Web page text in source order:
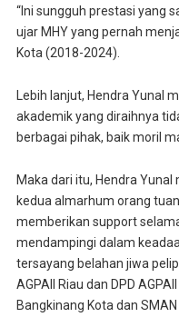
“Ini sungguh prestasi yang
ujar MHY yang pernah
Kota (2018-2024).
Lebih lanjut, Hendra Yunal
akademik yang diraihnya
berbagai pihak, baik moril
Maka dari itu, Hendra
kedua almarhum orang
memberikan support
mendampingi dalam
tersayang belahan jiwa
AGPAII Riau dan DPD
Bangkinang Kota dan